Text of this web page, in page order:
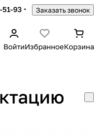
51-93 Заказать звонок
ВойтиИзбранноеКорзина